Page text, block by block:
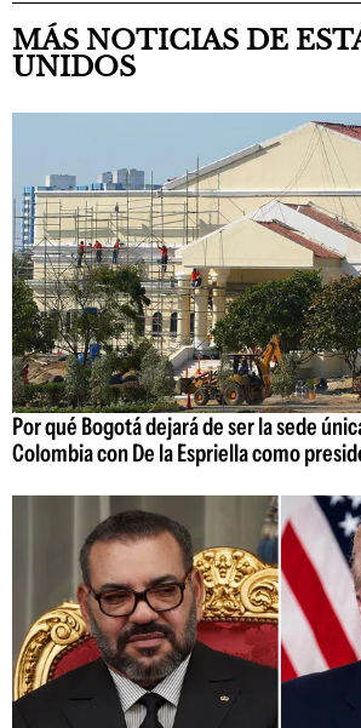
MÁS NOTICIAS DE
UNIDOS
Por qué Bogotá dejará de ser la sede
Colombia con De la Espriella como